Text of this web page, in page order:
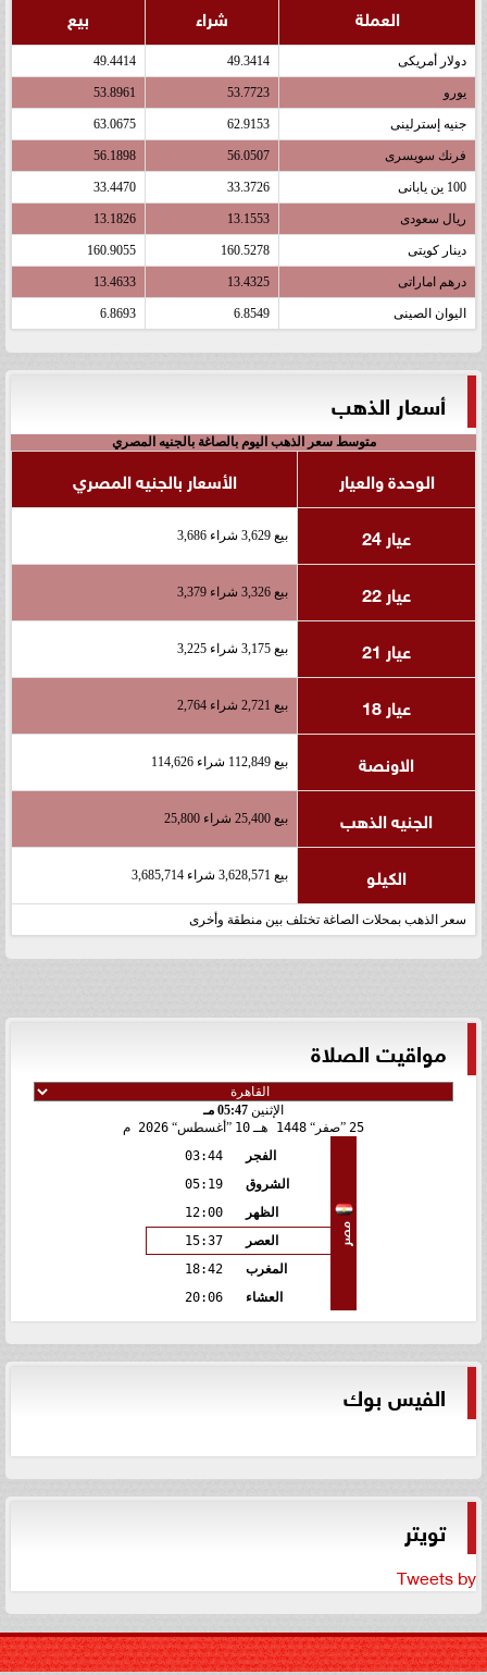
العملة شراء بيع
دولار أمريكى 49.3414
49.4414
يورو 53.7723
53.8961
جنيه إسترلينى 62.9153
63.0675
فرنك سويسرى 56.0507
56.1898
100 ين يابانى 33.3726
33.4470
ريال سعودى 13.1553
13.1826
دينار كويتى 160.5278
160.9055
درهم اماراتى 13.4325
13.4633
اليوان الصينى 6.8549
6.8693
أسعار الذهب
متوسط سعر الذهب اليوم بالصاغة بالجنيه المصري
الوحدة والعيار
الأسعار بالجنيه المصري
عيار 24
بيع 3,629 شراء 3,686
عيار 22 بيع 3,326 شراء 3,379
عيار 21 بيع 3,175 شراء 3,225
عيار 18 بيع 2,721 شراء 2,764
الاونصة بيع 112,849 شراء 114,626
الجنيه الذهب بيع 25,400 شراء 25,800
الكيلو بيع 3,628,571 شراء 3,685,714
سعر الذهب بمحلات الصاغة تختلف بين منطقة وأخرى
مواقيت الصلاة
الإثنين 05:47 مـ
25 صفر 1448 هـ 10 أغسطس 2026 م
مصر
الفجر
03:44
الشروق
05:19
الظهر
12:00
العصر
15:37
المغرب
18:42
العشاء
20:06
الفيس بوك
تويتر
Tweets by